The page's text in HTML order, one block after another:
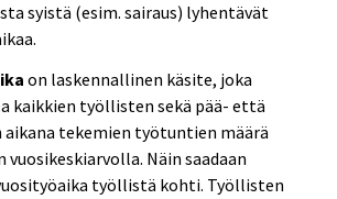
syistä (esim. sairaus) lyhentävät
on laskennallinen käsite, joka
kaikkien työllisten sekä pää- että
aikana tekemien työtuntien määrä
Näin saadaan
työllistä kohti. Työllisten